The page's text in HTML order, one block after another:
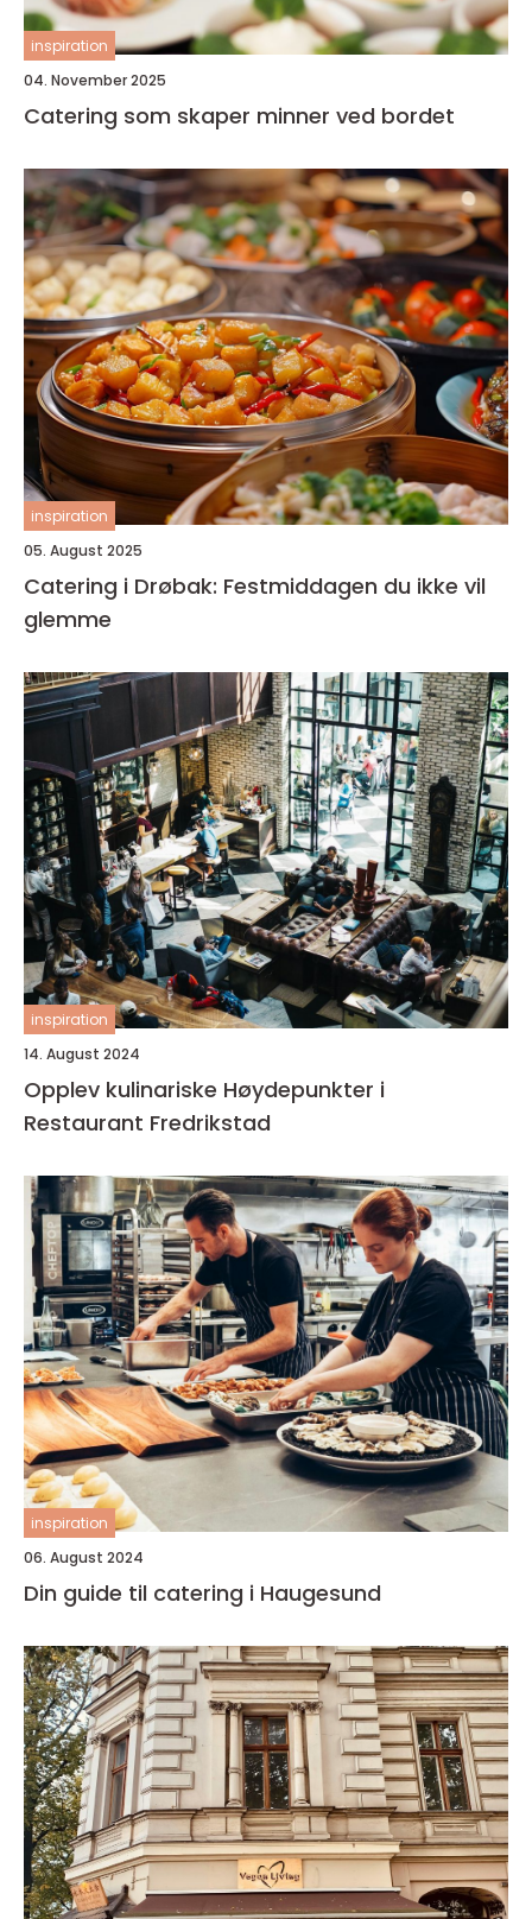
inspiration
04. November 2025
Catering som skaper minner ved bordet
inspiration
05. August 2025
Catering i Drøbak: Festmiddagen du ikke vil
glemme
inspiration
14. August 2024
Opplev kulinariske Høydepunkter i
Restaurant Fredrikstad
inspiration
06. August 2024
Din guide til catering i Haugesund